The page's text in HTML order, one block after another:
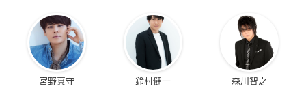
宮野真守 鈴村健一 森川智之